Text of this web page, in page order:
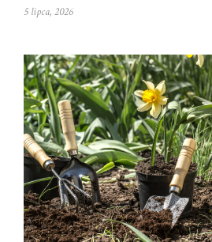
5 lipca, 2026